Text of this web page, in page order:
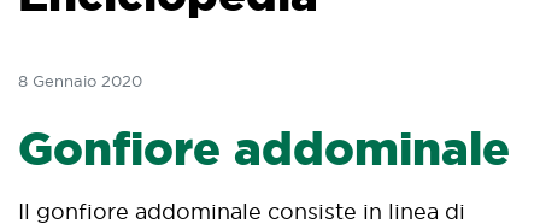
8 Gennaio 2020
Gonfiore addominale
Il gonfiore addominale consiste in linea di